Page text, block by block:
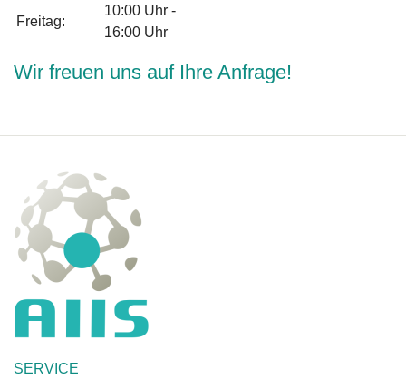
Freitag:
10:00 Uhr -
16:00 Uhr
Wir freuen uns auf Ihre Anfrage!
SERVICE